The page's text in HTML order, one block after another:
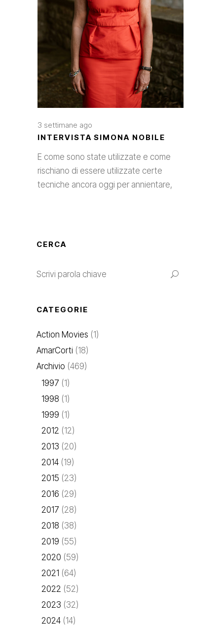
3 settimane ago
INTERVISTA SIMONA NOBILE
E come sono state utilizzate e come
rischiano di essere utilizzate certe
tecniche ancora oggi per annientare,
CERCA
CATEGORIE
Action Movies (1)
AmarCorti (18)
Archivio (469)
1997 (1)
1998 (1)
1999 (1)
2012 (12)
2013 (20)
2014 (19)
2015 (23)
2016 (29)
2017 (28)
2018 (38)
2019 (55)
2020 (59)
2021 (64)
2022 (52)
2023 (32)
2024 (14)